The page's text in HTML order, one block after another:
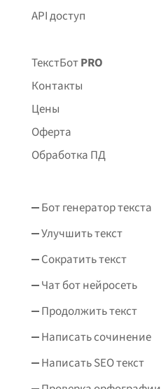
API доступ
ТекстБотPRO
Контакты
Цены
Оферта
Обработка ПД
Бот генератор текста
Улучшить текст
Сократить текст
Чат бот нейросеть
Продолжить текст
Написать сочинение
Написать SEO текст